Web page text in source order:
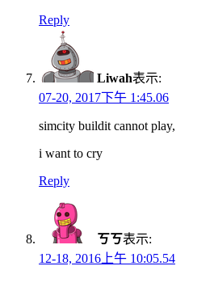
Reply
Liwah表示:
07-20, 2017下午 1:45.06
simcity buildit cannot play,
i want to cry
Reply
ㄎㄎ表示:
12-18, 2016上午 10:05.54